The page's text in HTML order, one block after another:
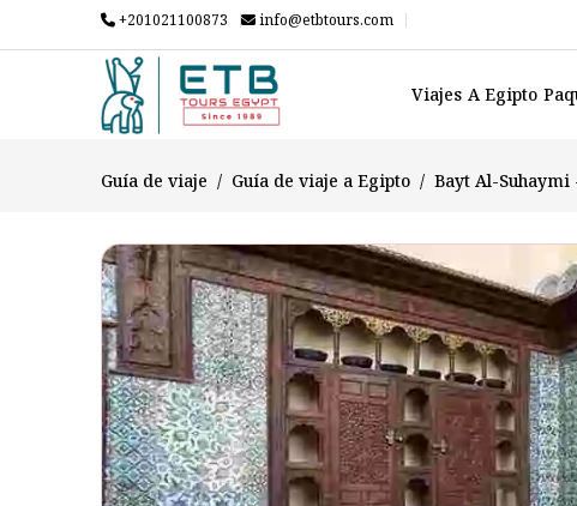
+201021100873 info@etbtours.com
Viajes A Egipto
Guía de viaje Guía de viaje a Egipto Bayt Al-Suhaymi